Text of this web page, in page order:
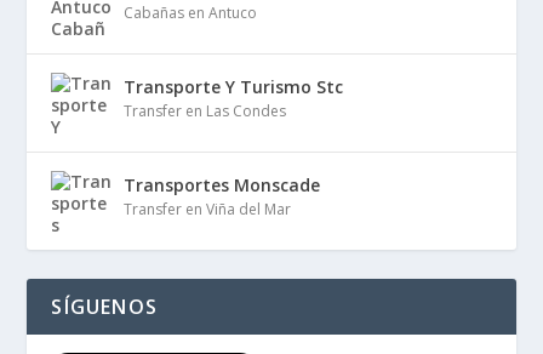
Cabañas en Antuco
Transporte Y Turismo Stc
Transfer en Las Condes
Transportes Monscade
Transfer en Viña del Mar
SÍGUENOS